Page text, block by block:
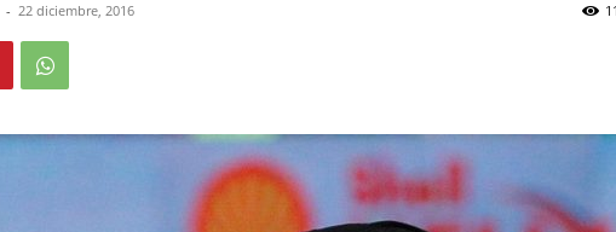
- 22 diciembre, 2016